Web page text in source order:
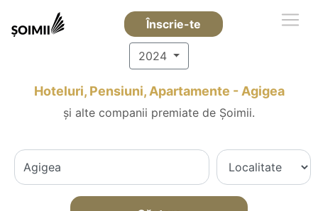
Înscrie-te
2024
Hoteluri, Pensiuni, Apartamente - Agigea
și alte companii premiate de Șoimii.